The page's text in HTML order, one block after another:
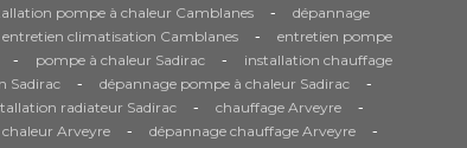
pompe à chaleur Camblanes -
dépannage
entretien climatisation Camblanes -
entretien pompe
- pompe à chaleur Sadirac -
installation chauffage
Sadirac - dépannage pompe à chaleur Sadirac -
radiateur Sadirac - chauffage Arveyre -
Arveyre - dépannage chauffage Arveyre -